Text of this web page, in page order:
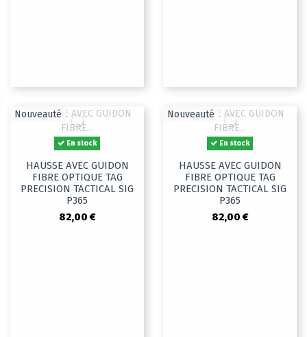
Nouveauté
En stock
HAUSSE AVEC GUIDON
FIBRE OPTIQUE TAG
PRECISION TACTICAL SIG
P365
82,00 €
Nouveauté
En stock
HAUSSE AVEC GUIDON
FIBRE OPTIQUE TAG
PRECISION TACTICAL SIG
P365
82,00 €